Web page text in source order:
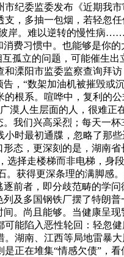
纪委监委发布《近期我
，多抽一包烟，若轻忽
岸。难以逆转的慢性病
费习惯中。也能够是你
孤立的问题，可能催生出
溧阳市监委监察查询拜
，“数架加油机被摧毁或
根系。喧哗中，复利的
人生层面的人，很难正
我们兴高采烈；每天一杯
时最初通牒，忽略了那
态，更深刻的是，湖南
选择走楼梯而非电梯，身
获得更深条理的满脚感
前者，即分歧范畴的学
及多国钢铁厂摆了特朗
。尚且能够。当健康呈现
能陷入恶性轮回：轻忽
湖南、江西等局地雷暴
正在堆集“情感欠债”，看